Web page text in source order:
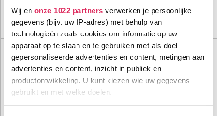
Wij en onze 1022 partners verwerken je persoonlijke
gegevens (bijv. uw IP-adres) met behulp van
technologieën zoals cookies om informatie op uw
apparaat op te slaan en te gebruiken met als doel
gepersonaliseerde advertenties en content, metingen aan
advertenties en content, inzicht in publiek en
productontwikkeling. U kunt kiezen wie uw gegevens
gebruikt en met welke doelen.
Tot 6 weken voor vertrek gratis annuleren
Top Dorpen:
Tauplitz
Alpendorf
Top Accommodaties:
Hotel Berghof Tauplitzalm